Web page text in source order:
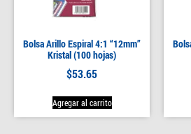
Bolsa Arillo Espiral 4:1 “12mm”
Kristal (100 hojas)
$53.65
Agregar al carrito